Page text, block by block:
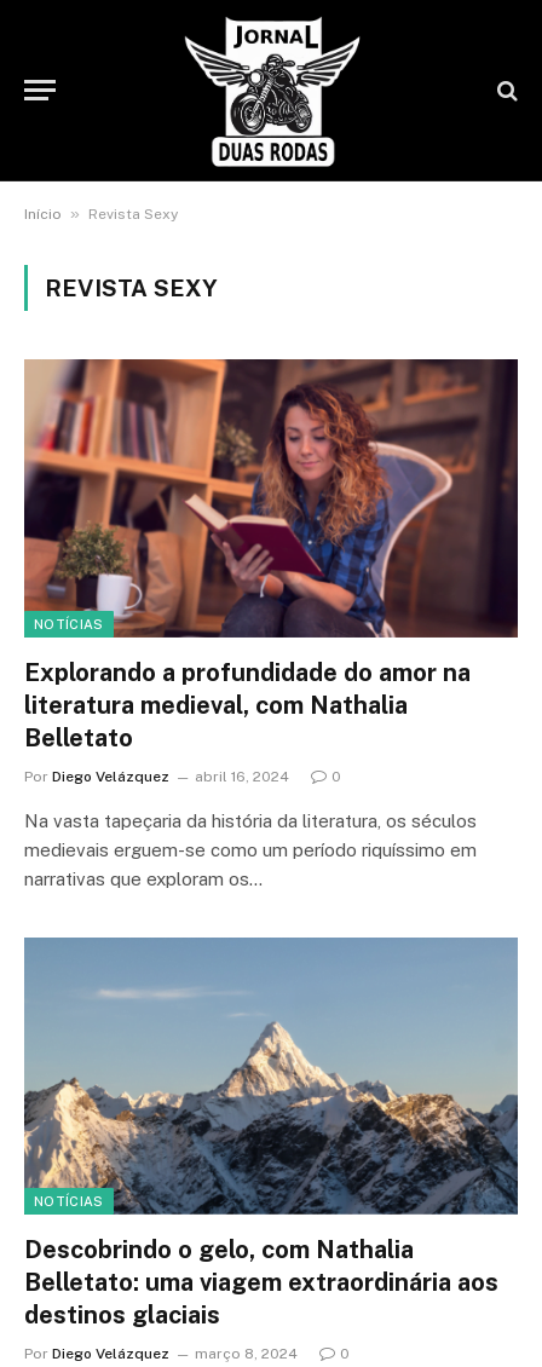
Início » Revista Sexy
REVISTA SEXY
NOTÍCIAS
Explorando a profundidade do amor na
literatura medieval, com Nathalia
Belletato
Por Diego Velázquez abril 16, 2024 0
Na vasta tapeçaria da história da literatura, os séculos
medievais erguem-se como um período riquíssimo em
narrativas que exploram os…
NOTÍCIAS
Descobrindo o gelo, com Nathalia
Belletato: uma viagem extraordinária aos
destinos glaciais
Por Diego Velázquez março 8, 2024 0